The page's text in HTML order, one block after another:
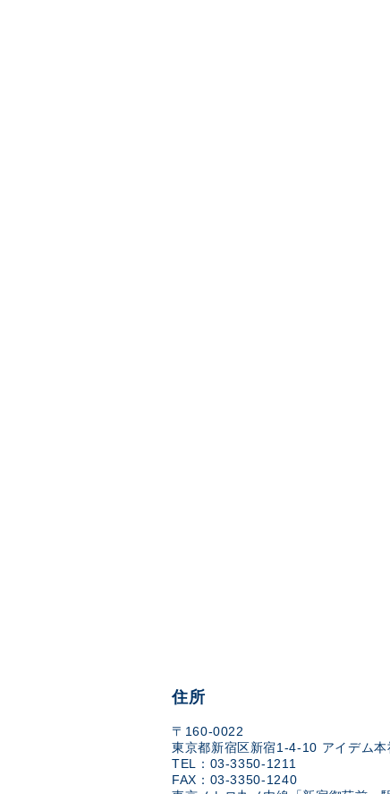
住所
〒160-0022
東京都新宿区新宿1-4-10 アイデム本
TEL：03-3350-1211
FAX：03-3350-1240